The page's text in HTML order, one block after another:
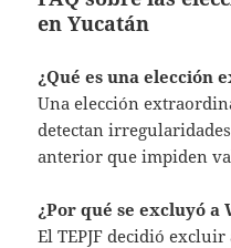
en Yucatán
¿Qué es una elección
Una elección
detectan
anterior que impiden
¿Por qué se excluyó a
El TEPJF decidió